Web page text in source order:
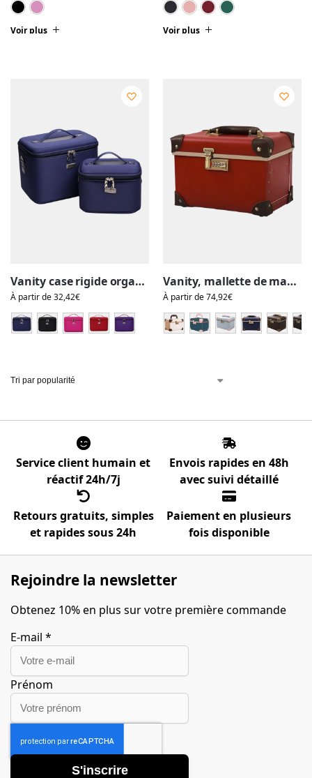
Voir plus
Noir
Voir plus
Vanity case rigide organisation, voyage, rangement, cosmétique, accessoires, compatible cadenas, homme, femme
À partir de32,42€
Vanity, mallette de maquillage, coiffeuse portable avec miroir et cadenas code
À partir de74,92€
Service client humain et
réactif 24h/7j
Envois rapides en 48h
avec suivi détaillé
Retours gratuits, simples
et rapides sous 24h
Paiement en plusieurs
fois disponible
Rejoindre la newsletter
Obtenez 10% en plus sur votre première commande
E-mail *
Prénom
S'inscrire